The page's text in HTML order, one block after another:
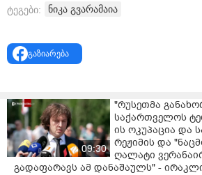
შედეგია - 9 წლიანი პატიმრობა მიშა
თავისუფლება პოლიტპატიმარ
ტეგები: ნიკა გვარამაია
გაზიარება
09:30
"რუსეთმა
საქართველოს
ის ოკუპაცია და
რეჟიმის და
ღალატი
გადაფარავს ამ დანაშაულს" -